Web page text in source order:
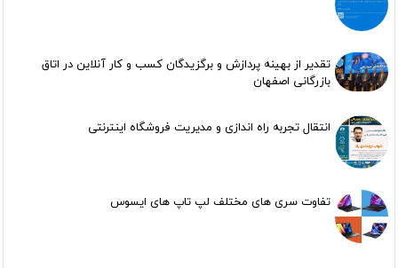
تقدیر از بهینه پردازش و برگزیدگان کسب و کار آنلاین در اتاق
بازرگانی اصفهان
انتقال تجربه راه اندازی و مدیریت فروشگاه اینترنتی
تفاوت سری های مختلف لپ تاپ های ایسوس